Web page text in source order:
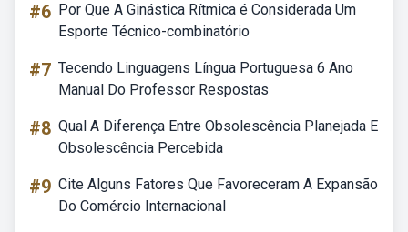
#6 Por Que A Ginástica Rítmica é Considerada Um
Esporte Técnico-combinatório
#7 Tecendo Linguagens Língua Portuguesa 6 Ano
Manual Do Professor Respostas
#8 Qual A Diferença Entre Obsolescência Planejada E
Obsolescência Percebida
#9 Cite Alguns Fatores Que Favoreceram A Expansão
Do Comércio Internacional